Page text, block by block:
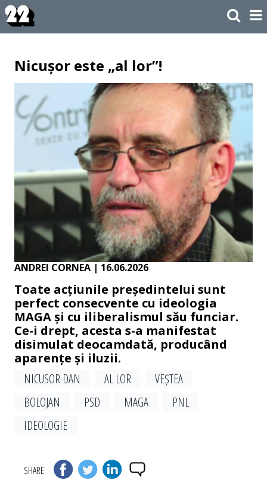
Nicușor este „al lor”!
ANDREI CORNEA | 16.06.2026
Toate acțiunile președintelui sunt
perfect consecvente cu ideologia
MAGA și cu iliberalismul său funciar.
Ce-i drept, acesta s-a manifestat
disimulat deocamdată, producând
aparențe și iluzii.
NICUSOR DAN
AL LOR
VEȘTEA
BOLOJAN
PSD MAGA
PNL
IDEOLOGIE
SHARE